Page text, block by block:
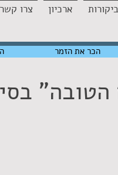
ביקורות ארכיון צרו קשר
הכר את הזמר